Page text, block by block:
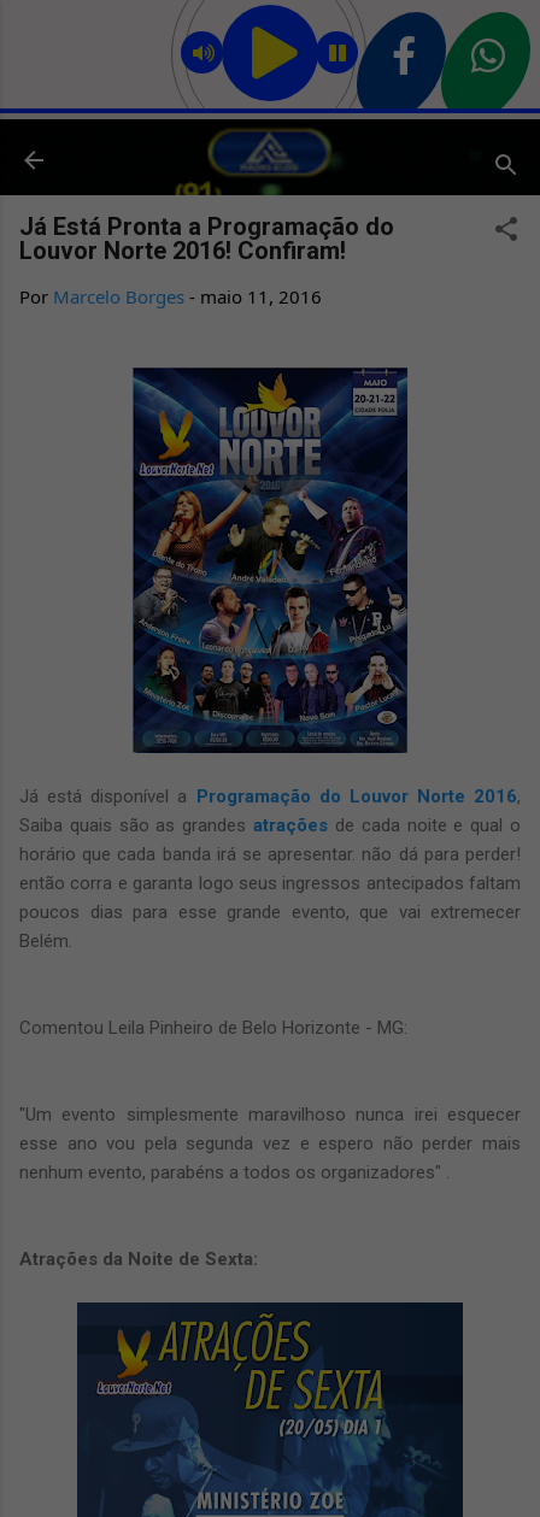
Pular para o conteúdo principal
Já Está Pronta a Programação do
Louvor Norte 2016! Confiram!
Por Marcelo Borges - maio 11, 2016
Já está disponível a Programação do Louvor Norte 2016,
Saiba quais são as grandesatrações de cada noite e qual o
horário que cada banda irá se apresentar. não dá para perder!
então corra e garanta logo seus ingressos antecipados faltam
poucos dias para esse grande evento, que vai extremecer
Belém.
Comentou Leila Pinheiro de Belo Horizonte - MG:
"Um evento simplesmente maravilhoso nunca irei esquecer
esse ano vou pela segunda vez e espero não perder mais
nenhum evento, parabéns a todos os organizadores" .
Atrações da Noite de Sexta: